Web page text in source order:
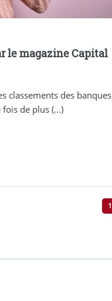
le magazine Capital
classements des banques
de plus (...)
1